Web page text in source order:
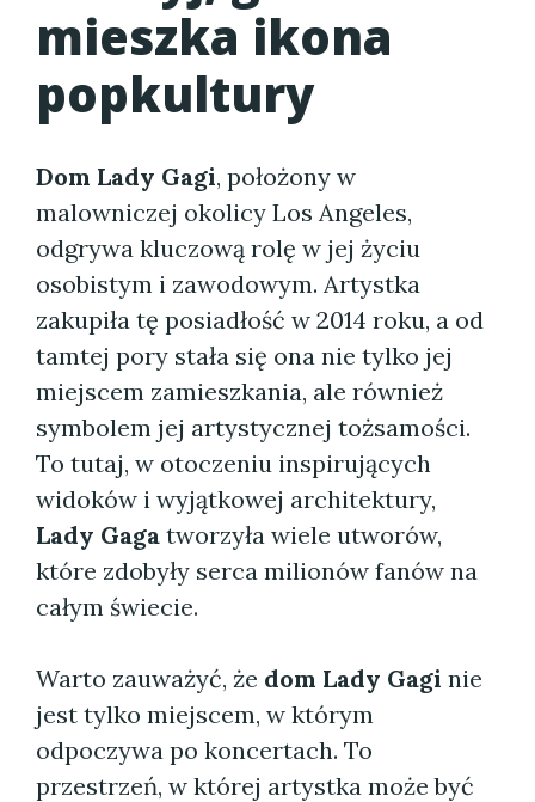
mieszka ikona
popkultury
Dom Lady Gagi, położony w
malowniczej okolicy Los Angeles,
odgrywa kluczową rolę w jej życiu
osobistym i zawodowym. Artystka
zakupiła tę posiadłość w 2014 roku, a od
tamtej pory stała się ona nie tylko jej
miejscem zamieszkania, ale również
symbolem jej artystycznej tożsamości.
To tutaj, w otoczeniu inspirujących
widoków i wyjątkowej architektury,
Lady Gaga tworzyła wiele utworów,
które zdobyły serca milionów fanów na
całym świecie.
Warto zauważyć, że dom Lady Gagi nie
jest tylko miejscem, w którym
odpoczywa po koncertach. To
przestrzeń, w której artystka może być